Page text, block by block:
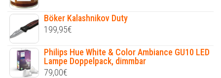
Böker Kalashnikov Duty
199,95€
Philips Hue White & Color Ambiance GU10 LED
Lampe Doppelpack, dimmbar
79,00€